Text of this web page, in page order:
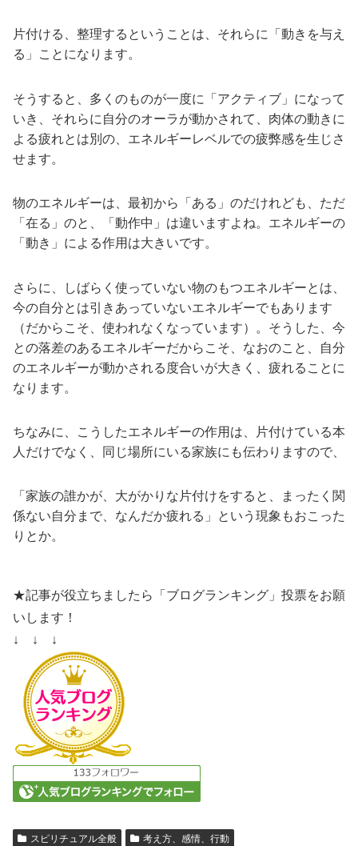
片付ける、整理するということは、それらに「動きを与え
る」ことになります。
そうすると、多くのものが一度に「アクティブ」になって
いき、それらに自分のオーラが動かされて、肉体の動きに
よる疲れとは別の、エネルギーレベルでの疲弊感を生じさ
せます。
物のエネルギーは、最初から「ある」のだけれども、ただ
「在る」のと、「動作中」は違いますよね。エネルギーの
「動き」による作用は大きいです。
さらに、しばらく使っていない物のもつエネルギーとは、
今の自分とは引きあっていないエネルギーでもあります
（だからこそ、使われなくなっています）。そうした、今
との落差のあるエネルギーだからこそ、なおのこと、自分
のエネルギーが動かされる度合いが大きく、疲れることに
なります。
ちなみに、こうしたエネルギーの作用は、片付けている本
人だけでなく、同じ場所にいる家族にも伝わりますので、
「家族の誰かが、大がかりな片付けをすると、まったく関
係ない自分まで、なんだか疲れる」という現象もおこった
りとか。
★記事が役立ちましたら「ブログランキング」投票をお願
いします！
↓ ↓ ↓
スピリチュアル全般 考え方、感情、行動